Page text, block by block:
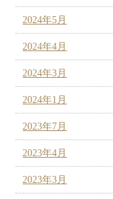
2024年5月
2024年4月
2024年3月
2024年1月
2023年7月
2023年4月
2023年3月